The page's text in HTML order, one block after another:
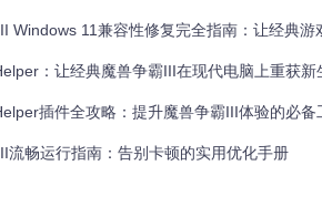
游戏创作可能性
的非侵入式改造。以视界重构引擎为例，它
Windows 11兼容性修复完全指南：让经典游
：让经典魔兽争霸III在现代电脑上重获新
插件全攻略：提升魔兽争霸III体验的必备
流畅运行指南：告别卡顿的实用优化手册